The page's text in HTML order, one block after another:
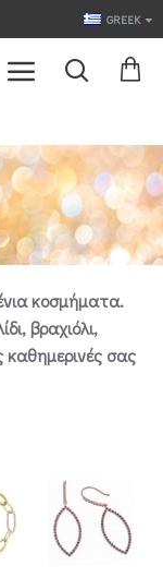
GREEK
κοσμήματα.
βραχιόλι,
καθημερινές σας